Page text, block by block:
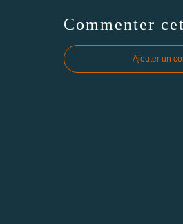
Commenter
Ajouter un